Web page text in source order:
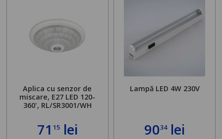
Aplica cu senzor de
miscare, E27 LED 120-
360', RL/SR3001/WH
71 15lei
Lampă LED 4W 230V
9034lei